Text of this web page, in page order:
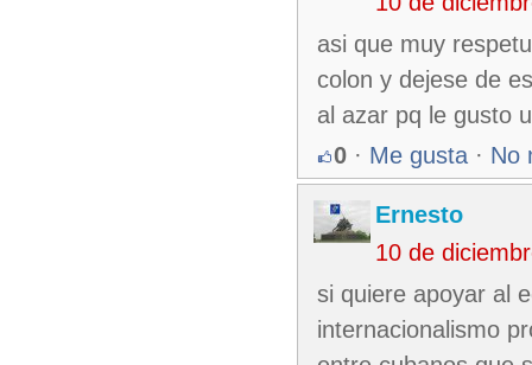
asi que muy
colon y dejese de
al azar pq le gusto
0 · Me gusta · No
Ernesto
10 de
si quiere apoyar al
internacionalismo